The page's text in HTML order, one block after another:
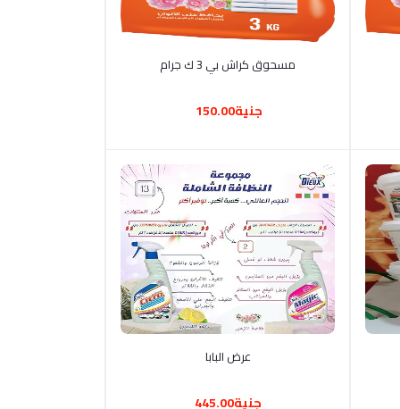
أضف إلى السلة
مسحوق كراش بي 3 ك جرام
جنية150.00
أضف إلى السلة
عرض البابا
جنية445.00